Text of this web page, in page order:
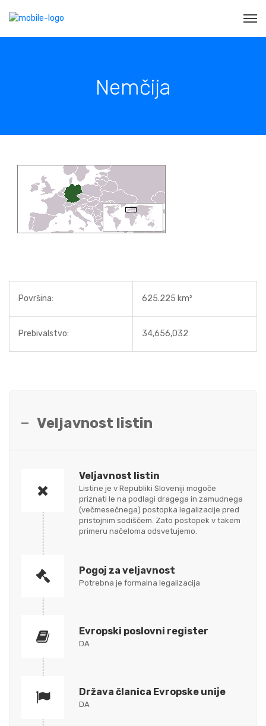
Nemčija
Površina: 625.225 km²
Prebivalstvo: 34,656,032
Veljavnost listin
Veljavnost listin
Listine je v Republiki Sloveniji mogoče
priznati le na podlagi dragega in zamudnega
(večmesečnega) postopka legalizacije pred
pristojnim sodiščem. Zato postopek v takem
primeru načeloma odsvetujemo.
Pogoj za veljavnost
Potrebna je formalna legalizacija
Evropski poslovni register
DA
Država članica Evropske unije
DA